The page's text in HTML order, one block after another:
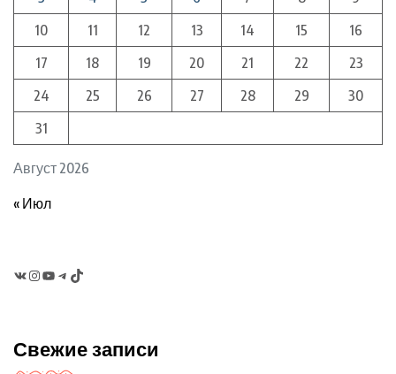
Август 2026
10
11 12 13 14 15
16
17
18 19 20 21 22
23
24
25 26 27 28 29
30
31
« Июл
Instagram
YouTubeTelegram
TikTok
Свежие записи